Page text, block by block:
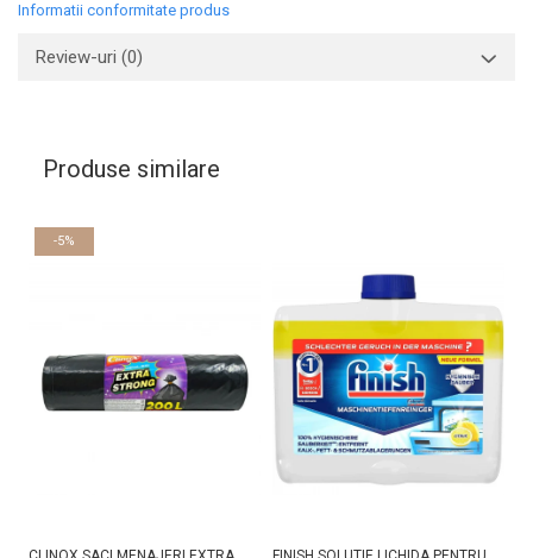
Informatii conformitate produs
Review-uri (0)
Produse similare
-5%